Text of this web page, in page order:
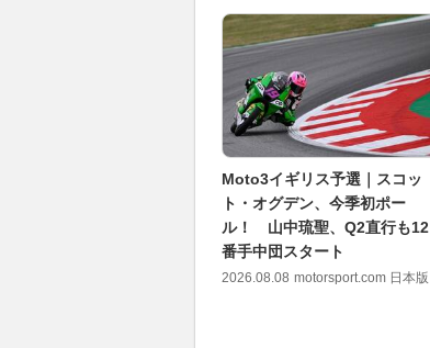
Moto3イギリス予選｜スコッ
ト・オグデン、今季初ポー
ル！ 山中琉聖、Q2直行も12
番手中団スタート
2026.08.08 motorsport.com 日本版